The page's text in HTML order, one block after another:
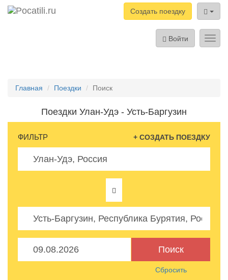
Создать поездку
Войти
Главная Поездки Поиск
Поездки Улан-Удэ - Усть-Баргузин
ФИЛЬТР + СОЗДАТЬ ПОЕЗДКУ
Поиск
Сбросить